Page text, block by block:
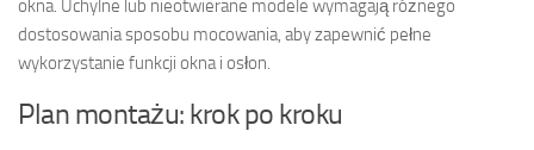
okna. Uchylne lub nieotwierane modele wymagają różnego
dostosowania sposobu mocowania, aby zapewnić pełne
wykorzystanie funkcji okna i osłon.
Plan montażu: krok po kroku